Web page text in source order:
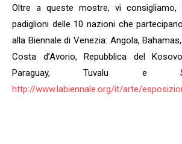
Oltre a queste mostre, vi
padiglioni delle 10 nazioni che
alla Biennale di Venezia: Angola,
Costa d’Avorio, Repubblica del
Paraguay, Tuvalu e
http://www.labiennale.org/it/arte/